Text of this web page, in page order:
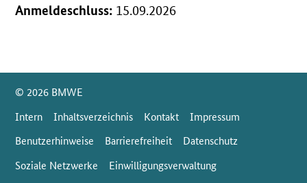
Anmeldeschluss: 15.09.2026
SrOnlyServicemenü
© 2026 BMWE
Intern
Inhaltsverzeichnis Kontakt
Impressum
Benutzerhinweise
Barrierefreiheit
Datenschutz
Soziale Netzwerke
Einwilligungsverwaltung